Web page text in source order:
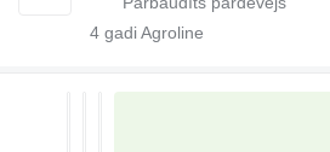
4 gadi Agroline